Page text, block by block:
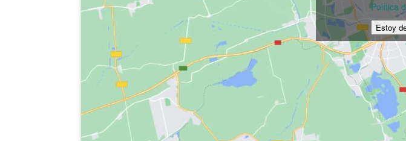
Política
Estoy
Dirigido a: Profesionales
educativo, jurídico y
prevención, detección y
género.